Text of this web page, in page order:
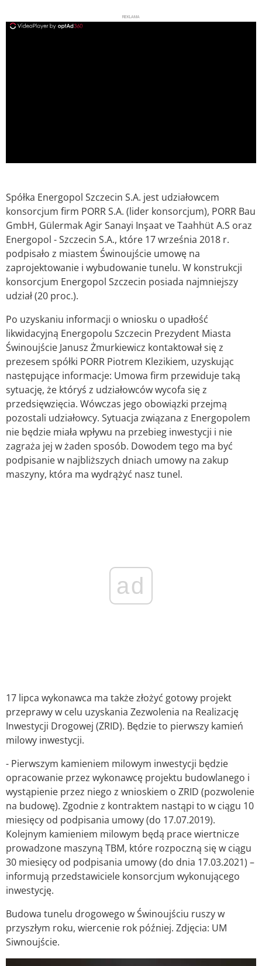
REKLAMA
Spółka Energopol Szczecin S.A. jest udziałowcem
konsorcjum firm PORR S.A. (lider konsorcjum), PORR Bau
GmbH, Gülermak Agir Sanayi Inşaat ve Taahhüt A.S oraz
Energopol - Szczecin S.A., które 17 września 2018 r.
podpisało z miastem Świnoujście umowę na
zaprojektowanie i wybudowanie tunelu. W konstrukcji
konsorcjum Energopol Szczecin posiada najmniejszy
udział (20 proc.).
Po uzyskaniu informacji o wniosku o upadłość
likwidacyjną Energopolu Szczecin Prezydent Miasta
Świnoujście Janusz Żmurkiewicz kontaktował się z
prezesem spółki PORR Piotrem Klezikiem, uzyskując
następujące informacje: Umowa firm przewiduje taką
sytuację, że któryś z udziałowców wycofa się z
przedsięwzięcia. Wówczas jego obowiązki przejmą
pozostali udziałowcy. Sytuacja związana z Energopolem
nie będzie miała wpływu na przebieg inwestycji i nie
zagraża jej w żaden sposób. Dowodem tego ma być
podpisanie w najbliższych dniach umowy na zakup
maszyny, która ma wydrążyć nasz tunel.
ad
17 lipca wykonawca ma także złożyć gotowy projekt
przeprawy w celu uzyskania Zezwolenia na Realizację
Inwestycji Drogowej (ZRID). Będzie to pierwszy kamień
milowy inwestycji.
- Pierwszym kamieniem milowym inwestycji będzie
opracowanie przez wykonawcę projektu budowlanego i
wystąpienie przez niego z wnioskiem o ZRID (pozwolenie
na budowę). Zgodnie z kontraktem nastąpi to w ciągu 10
miesięcy od podpisania umowy (do 17.07.2019).
Kolejnym kamieniem milowym będą prace wiertnicze
prowadzone maszyną TBM, które rozpoczną się w ciągu
30 miesięcy od podpisania umowy (do dnia 17.03.2021) –
informują przedstawiciele konsorcjum wykonującego
inwestycję.
Budowa tunelu drogowego w Świnoujściu ruszy w
przyszłym roku, wiercenie rok później. Zdjęcia: UM
Siwnoujście.